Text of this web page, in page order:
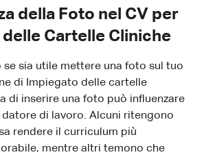
della Foto nel CV per
Cartelle Cliniche
se sia utile mettere una foto sul tuo
di Impiegato delle cartelle
di inserire una foto può influenzare
datore di lavoro. Alcuni ritengono
rendere il curriculum più
mentre altri temono che